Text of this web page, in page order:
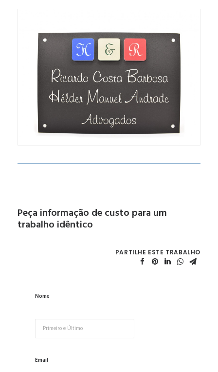
Peça informação de custo para um
trabalho idêntico
PARTILHE ESTE TRABALHO
Nome
Email